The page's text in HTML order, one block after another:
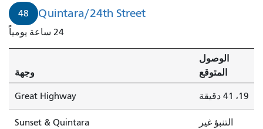
48 Quintara/24th Street
24 ساعة يومياً
وجهة
الوصول
المتوقع
Great Highway 19، 41 دقيقة
Sunset & Quintara
التنبؤ غير